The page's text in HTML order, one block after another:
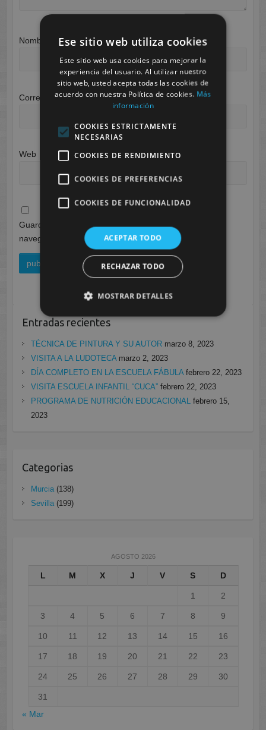
Nombre
Correo electrónico*
Web
Guarda mi nombre, correo electrónico y web en este
navegador para la próxima vez que comente.
Entradas recientes
TÉCNICA DE PINTURA Y SU AUTOR marzo 8, 2023
VISITA A LA LUDOTECA marzo 2, 2023
DÍA COMPLETO EN LA ESCUELA FÁBULA febrero 22, 2023
VISITA ESCUELA INFANTIL “CUCA” febrero 22, 2023
PROGRAMA DE NUTRICIÓN EDUCACIONAL febrero 15,
2023
Categorias
Murcia(138)
Sevilla(199)
AGOSTO 2026
L M X J V S D
1 2
3 4 5 6 7 8 9
10 11 12 13 14 15 16
17 18 19 20 21 22 23
24 25 26 27 28 29 30
31
« Mar
Ese sitio web utiliza cookies
Este sitio web usa cookies para mejorar la
experiencia del usuario. Al utilizar nuestro
sitio web, usted acepta todas las cookies de
acuerdo con nuestra Política de cookies. Más
información
COOKIES ESTRICTAMENTE
NECESARIAS
COOKIES DE RENDIMIENTO
COOKIES DE PREFERENCIAS
COOKIES DE FUNCIONALIDAD
ACEPTAR TODO
RECHAZAR TODO
MOSTRAR DETALLES